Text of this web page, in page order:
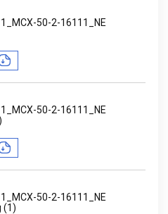
50-2-16111_NE
50-2-16111_NE
50-2-16111_NE
(1)